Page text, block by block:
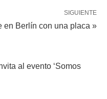
SIGUIENTE
en Berlín con una placa »
al evento ‘Somos